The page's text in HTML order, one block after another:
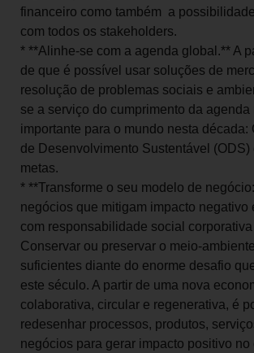
financeiro como também a
com todos os stakeholders.
* **Alinhe-se com a agenda global.** A
de que é possível usar soluções de
resolução de problemas sociais e
se a serviço do cumprimento da agenda
importante para o mundo nesta década:
de Desenvolvimento Sustentável (ODS)
metas.
* **Transforme o seu modelo de
negócios que mitigam impacto negativo
com responsabilidade social
Conservar ou preservar o meio-
suficientes diante do enorme desafio
este século. A partir de uma nova
colaborativa, circular e regenerativa, é
redesenhar processos, produtos,
negócios para gerar impacto positivo no